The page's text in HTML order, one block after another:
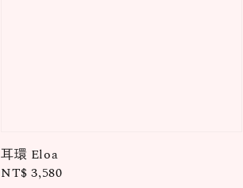
耳環 Eloa
Regular
NT$ 3,580